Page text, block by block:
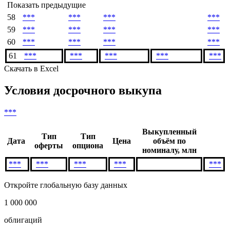
Показать предыдущие
58
*** *** ***
***
59
*** *** ***
***
60
*** *** ***
***
61
*** *** *** ***
***
Скачать в Excel
Условия досрочного выкупа
***
Дата
Тип
оферты
Тип
опциона
Цена
Выкупленный
объём по
номиналу, млн
***
*** *** *** ***
Откройте глобальную базу данных
1 000 000
облигаций